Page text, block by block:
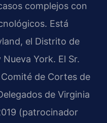
complejos con
Está
el Distrito de
York. El Sr.
de Cortes de
de Virginia
(patrocinador